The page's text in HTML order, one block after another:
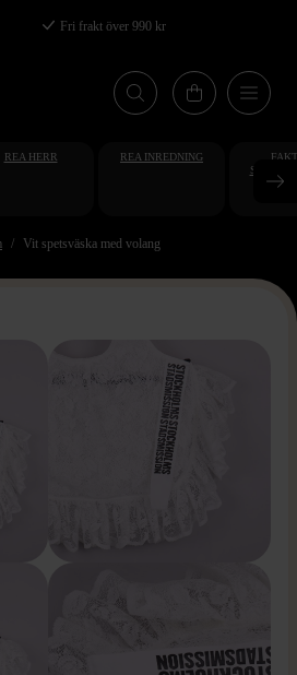
Fri frakt över 990 kr
REA HERR REA INREDNING
Vit spetsväska med volang